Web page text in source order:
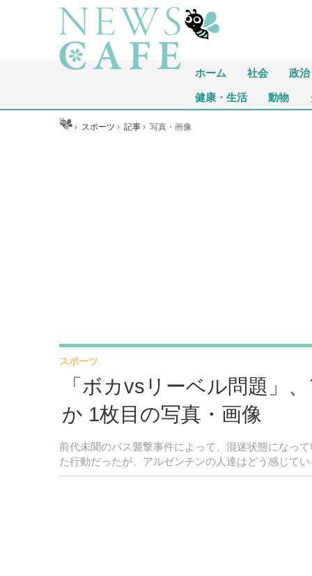
ホーム 社会 政治
健康・生活 動物
ホーム › スポーツ ›記事 ›写真・画像
「ボカvsリーベル問題」
か 1枚目の写真・画像
前代未聞のバス襲撃事件によって、混迷状態になっ
た行動だったが、アルゼンチンの人達はどう感じて
スポーツ